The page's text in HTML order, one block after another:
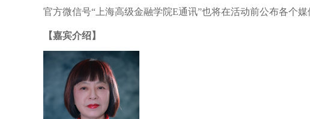
官方微信号“上海高级金融学院E通讯”也将在活动前公布各个
【嘉宾介绍】